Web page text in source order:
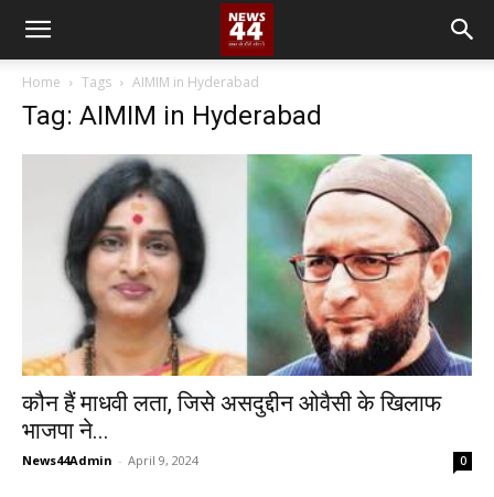
Home Tags AIMIM in Hyderabad
Tag: AIMIM in Hyderabad
कौन हैं माधवी लता, जिसे असदुद्दीन ओवैसी के खिलाफ
भाजपा ने...
News44Admin - April 9, 2024 0